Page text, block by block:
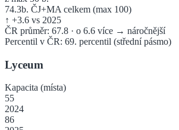
74.3b. ČJ+MA celkem (max 100)
↑ +3.6 vs 2025
ČR průměr: 67.8 · o 6.6 více → náročnější
Percentil v ČR: 69. percentil (střední pásmo)
Lyceum
Kapacita (místa)
55
2024
86